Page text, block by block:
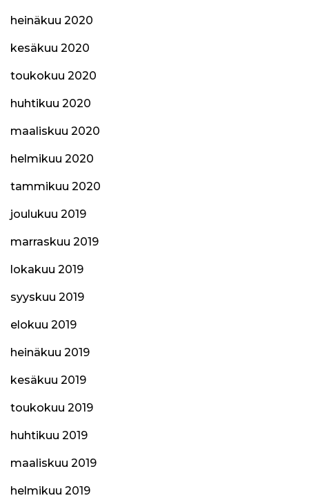
heinäkuu 2020
kesäkuu 2020
toukokuu 2020
huhtikuu 2020
maaliskuu 2020
helmikuu 2020
tammikuu 2020
joulukuu 2019
marraskuu 2019
lokakuu 2019
syyskuu 2019
elokuu 2019
heinäkuu 2019
kesäkuu 2019
toukokuu 2019
huhtikuu 2019
maaliskuu 2019
helmikuu 2019